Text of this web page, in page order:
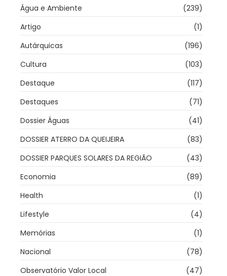
Água e Ambiente
(239)
Artigo
(1)
Autárquicas
(196)
Cultura
(103)
Destaque
(117)
Destaques
(71)
Dossier Águas
(41)
DOSSIER ATERRO DA QUEIJEIRA
(83)
DOSSIER PARQUES SOLARES DA REGIÃO
(43)
Economia
(89)
Health
(1)
Lifestyle
(4)
Memórias
(1)
Nacional
(78)
Observatório Valor Local
(47)